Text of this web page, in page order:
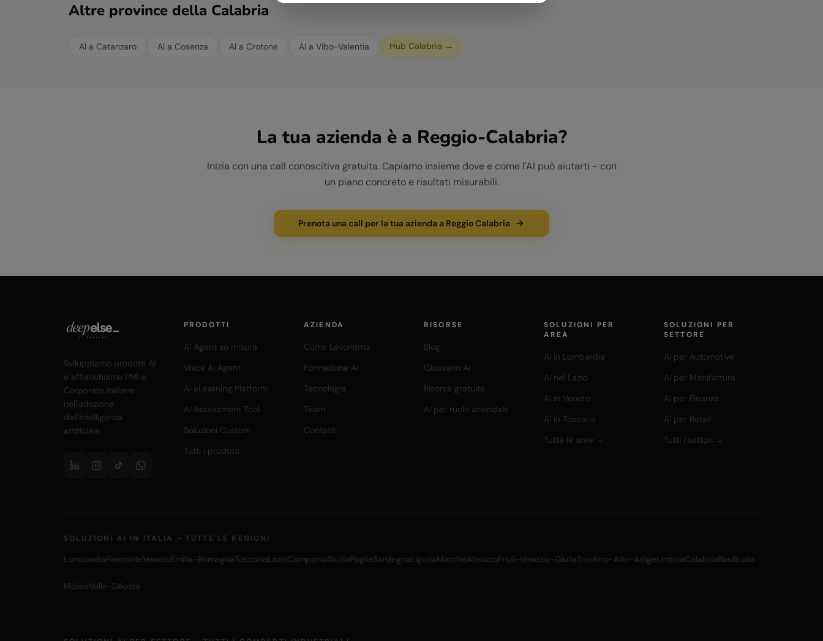
Altre province della Calabria
AI a Catanzaro AI a Cosenza AI a Crotone AI a Vibo-Valentia Hub Calabria →
La tua azienda è a Reggio-Calabria?
Inizia con una call conoscitiva gratuita. Capiamo insieme dove e come l'AI può aiutarti - con
un piano concreto e risultati misurabili.
Prenota una call per la tua azienda a Reggio Calabria
Sviluppiamo prodotti AI
e affianchiamo PMI e
Corporate italiane
nell'adozione
dell'intelligenza
artificiale.
PRODOTTI
AI Agent su misura
Voice AI Agent
AI eLearning Platform
AI Assessment Tool
Soluzioni Custom
Tutti i prodotti
AZIENDA
Come Lavoriamo
Formazione AI
Tecnologia
Team
Contatti
RISORSE
Blog
Glossario AI
Risorse gratuite
AI per ruolo aziendale
SOLUZIONI PER
AREA
AI in Lombardia
AI nel Lazio
AI in Veneto
AI in Toscana
Tutte le aree →
SOLUZIONI PER
SETTORE
AI per Automotive
AI per Manifattura
AI per Finanza
AI per Retail
Tutti i settori →
SOLUZIONI AI IN ITALIA - TUTTE LE REGIONI
LombardiaPiemonteVenetoEmilia-RomagnaToscanaLazioCampaniaSiciliaPugliaSardegnaLiguriaMarcheAbruzzoFriuli-Venezia-GiuliaTrentino-Alto-AdigeUmbriaCalabriaBasilicata
MoliseValle-DAosta